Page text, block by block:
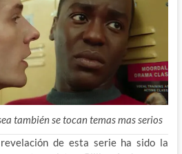
también se tocan temas mas serios
de esta serie ha sido la